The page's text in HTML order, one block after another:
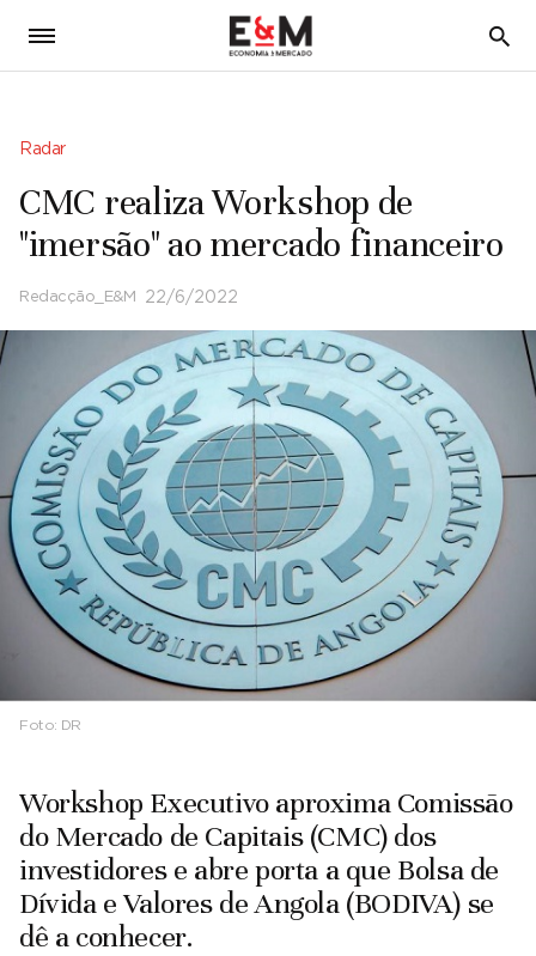
5
Radar
CMC realiza Workshop de
"imersão" ao mercado financeiro
Redacção_E&M 22/6/2022
Foto: DR
Workshop Executivo aproxima Comissão
do Mercado de Capitais (CMC) dos
investidores e abre porta a que Bolsa de
Dívida e Valores de Angola (BODIVA) se
dê a conhecer.